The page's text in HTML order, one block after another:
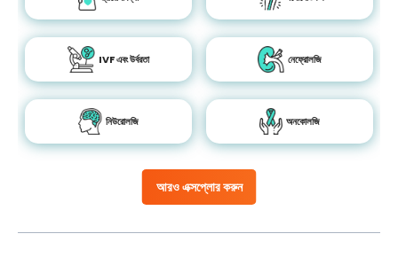
আরও এক্সপ্লোর করুন
IVF এবং উর্বরতা নেফ্রোলজি
নিউরোলজি অনকোলজি